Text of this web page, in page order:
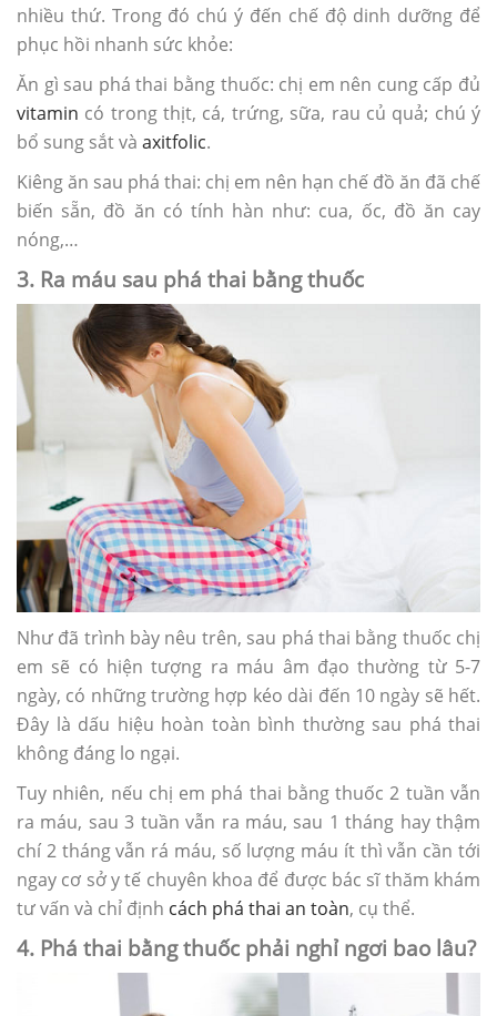
nhiều thứ. Trong đó chú ý đến chế độ dinh dưỡng để
phục hồi nhanh sức khỏe:
Ăn gì sau phá thai bằng thuốc: chị em nên cung cấp đủ
vitamin có trong thịt, cá, trứng, sữa, rau củ quả; chú ý
bổ sung sắt và axitfolic.
Kiêng ăn sau phá thai: chị em nên hạn chế đồ ăn đã chế
biến sẵn, đồ ăn có tính hàn như: cua, ốc, đồ ăn cay
nóng,…
3. Ra máu sau phá thai bằng thuốc
Như đã trình bày nêu trên, sau phá thai bằng thuốc chị
em sẽ có hiện tượng ra máu âm đạo thường từ 5-7
ngày, có những trường hợp kéo dài đến 10 ngày sẽ hết.
Đây là dấu hiệu hoàn toàn bình thường sau phá thai
không đáng lo ngại.
Tuy nhiên, nếu chị em phá thai bằng thuốc 2 tuần vẫn
ra máu, sau 3 tuần vẫn ra máu, sau 1 tháng hay thậm
chí 2 tháng vẫn rá máu, số lượng máu ít thì vẫn cần tới
ngay cơ sở y tế chuyên khoa để được bác sĩ thăm khám
tư vấn và chỉ định cách phá thai an toàn, cụ thể.
4. Phá thai bằng thuốc phải nghỉ ngơi bao lâu?